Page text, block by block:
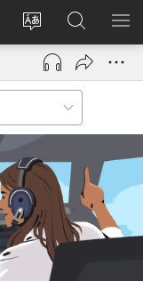
Башка
тилди
тандоо
Кирүү
(жаңы
терезе
ачат)
JW.ORG
сайтынан
издөө